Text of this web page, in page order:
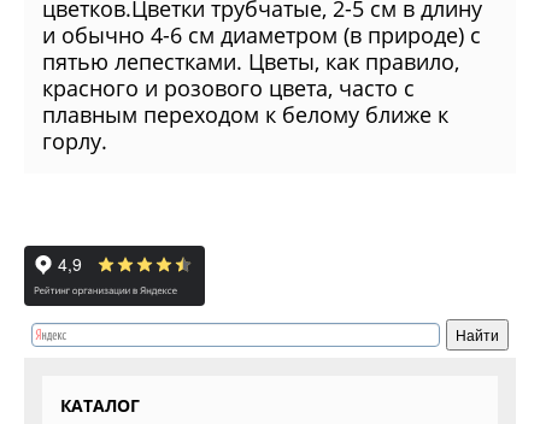
цветков.Цветки трубчатые, 2-5 см в длину
и обычно 4-6 см диаметром (в природе) с
пятью лепестками. Цветы, как правило,
красного и розового цвета, часто с
плавным переходом к белому ближе к
горлу.
КАТАЛОГ